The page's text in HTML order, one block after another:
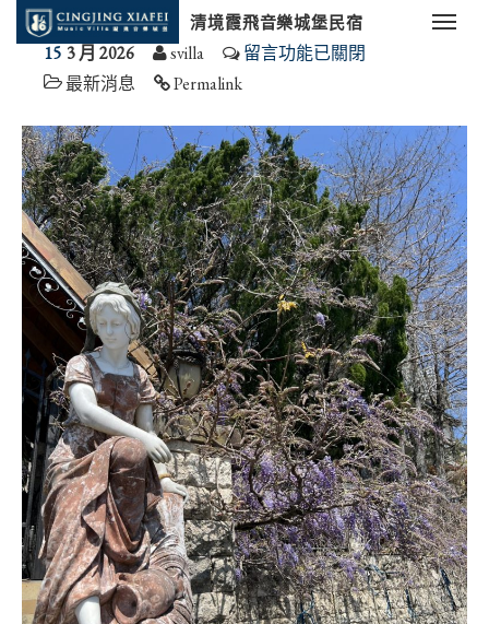
清境霞飛音樂城堡民宿
15 3 月 2026 svilla
留言功能已關閉
最新消息
Permalink